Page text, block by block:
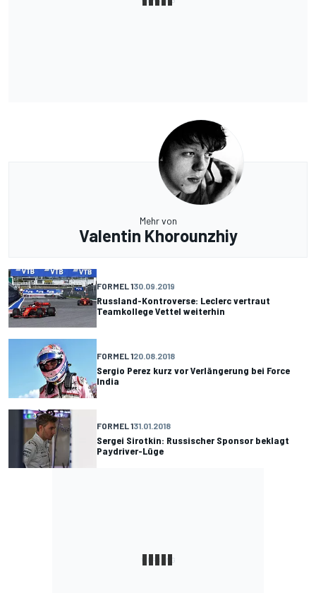
Mehr von
Valentin Khorounzhiy
FORMEL 130.09.2019
Russland-Kontroverse: Leclerc vertraut
Teamkollege Vettel weiterhin
FORMEL 120.08.2018
Sergio Perez kurz vor Verlängerung bei Force
India
FORMEL 131.01.2018
Sergei Sirotkin: Russischer Sponsor beklagt
Paydriver-Lüge